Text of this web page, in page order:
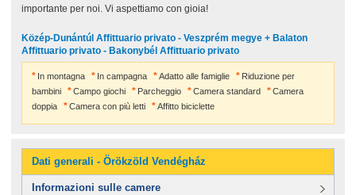
importante per noi. Vi aspettiamo con gioia!
Közép-Dunántúl Affittuario privato - Veszprém megye + Balaton
Affittuario privato - Bakonybél Affittuario privato
In montagna In campagna Adatto alle famiglie
Riduzione per
bambini
Campo giochi Parcheggio Camera standard
Camera
doppia
Camera con più letti Affitto biciclette
Dati generali - Örökzöld Vendégház
Informazioni sulle camere